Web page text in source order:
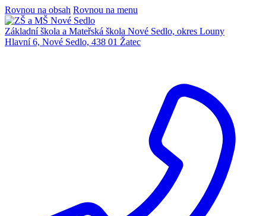
Rovnou na obsah Rovnou na menu
Základní škola a Mateřská škola Nové Sedlo, okres Louny
Hlavní 6, Nové Sedlo, 438 01 Žatec